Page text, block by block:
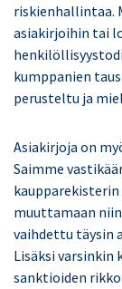
riskienhallintaa.
asiakirjoihin tai
kumppanien
perusteltu ja
Asiakirjoja on
Saimme
muuttamaan
vaihdettu täysin
Lisäksi
sanktioiden